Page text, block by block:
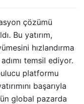
çözümü
Bu yatırım,
hızlandırma
temsil ediyor.
platformu
başarıyla
global pazarda